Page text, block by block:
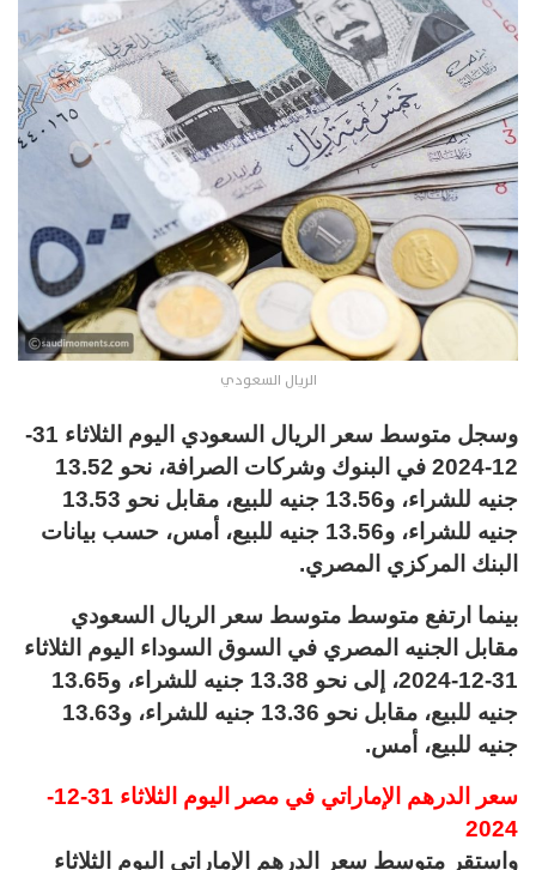
الريال السعودي
وسجل متوسط سعر الريال السعودي اليوم الثلاثاء 31-
12-2024 في البنوك وشركات الصرافة، نحو 13.52
جنيه للشراء، و13.56 جنيه للبيع، مقابل نحو 13.53
جنيه للشراء، و13.56 جنيه للبيع، أمس، حسب بيانات
البنك المركزي المصري.
بينما ارتفع متوسط متوسط سعر الريال السعودي
مقابل الجنيه المصري في السوق السوداء اليوم الثلاثاء
31-12-2024، إلى نحو 13.38 جنيه للشراء، و13.65
جنيه للبيع، مقابل نحو 13.36 جنيه للشراء، و13.63
جنيه للبيع، أمس.
سعر الدرهم الإماراتي في مصر اليوم الثلاثاء 31-12-
2024
واستقر متوسط سعر الدرهم الإماراتى اليوم الثلاثاء